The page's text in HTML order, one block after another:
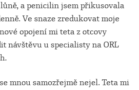
a penicilin jsem přikusovala
Ve snaze zredukovat moje
opojení mi teta z otcovy
návštěvu u specialisty na ORL
mnou samozřejmě nejel. Teta mi